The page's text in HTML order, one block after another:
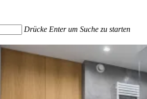
Drücke Enter um Suche zu starten